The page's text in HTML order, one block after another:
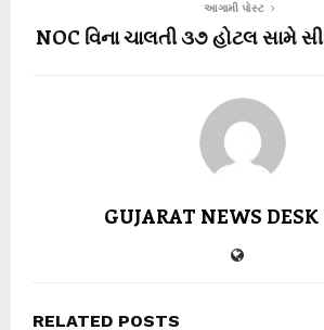
આગામી પોસ્ટ
NOC વિના ચાલતી ૩૭ હોટલ સામે
GUJARAT NEWS
RELATED POSTS